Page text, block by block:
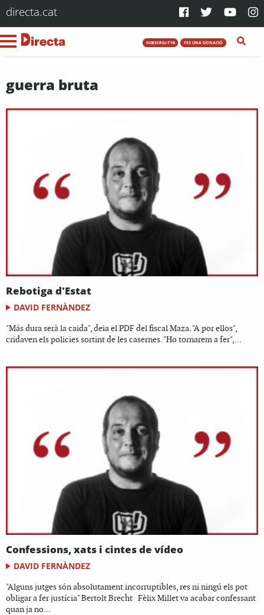
directa.cat
SUBSCRIU-T'HI FES UNA DONACIÓ
guerra bruta
Rebotiga d'Estat
DAVID FERNÀNDEZ
"Más dura serà la caida", deia el PDF del fiscal Maza. "A por ellos",
cridaven els policies sortint de les casernes. "Ho tornarem a fer",...
Confessions, xats i cintes de vídeo
DAVID FERNÀNDEZ
"Alguns jutges són absolutament incorruptibles, res ni ningú els pot
obligar a fer justícia" Bertolt Brecht Fèlix Millet va acabar confessant
quan ja no...